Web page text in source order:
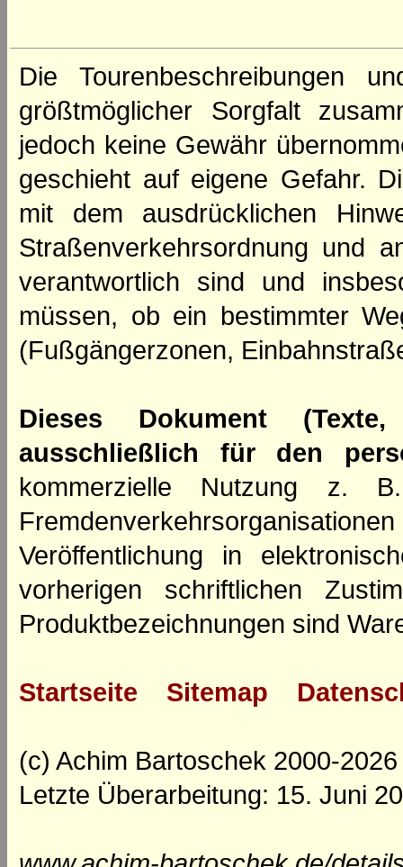
Die Tourenbeschreibungen
größtmöglicher Sorgfalt
jedoch keine Gewähr
geschieht auf eigene Gefahr.
mit dem ausdrücklichen
Straßenverkehrsordnung und
verantwortlich sind und
müssen, ob ein bestimmter
(Fußgängerzonen,
Dieses Dokument
ausschließlich für den
kommerzielle Nutzung z.
Veröffentlichung in
vorherigen schriftlichen
Produktbezeichnungen sind
Startseite Sitemap
(c) Achim Bartoschek 2000-2026
Letzte Überarbeitung: 15. Juni